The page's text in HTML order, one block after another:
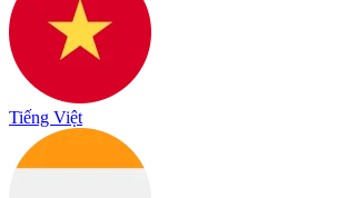
Tiếng Việt